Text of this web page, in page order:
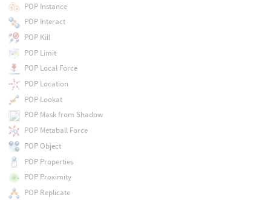
POP Instance
POP Interact
POP Kill
POP Limit
POP Local Force
POP Location
POP Lookat
POP Mask from Shadow
POP Metaball Force
POP Object
POP Properties
POP Proximity
POP Replicate